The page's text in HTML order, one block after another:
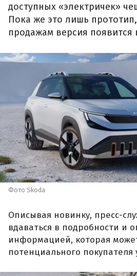
доступных «электричек»
Пока же это лишь
продажам версия появится
Фото Skoda
Описывая новинку, пресс-
вдаваться в подробности и
информацией, которая
потенциального покупателя